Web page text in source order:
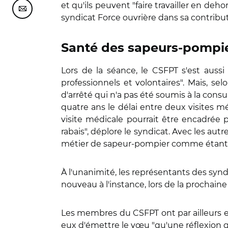
Partager cette page sur Courriel
et qu'ils peuvent "faire travailler en
syndicat Force ouvrière dans sa
Santé des sapeurs-
Lors de la séance, le CSFPT s'est
professionnels et volontaires". Mais,
d'arrêté qui n'a pas été soumis à la
quatre ans le délai entre deux visites
visite médicale pourrait être encadrée
rabais", déplore le syndicat. Avec les
métier de sapeur-pompier comme
À l'unanimité, les représentants des
nouveau à l'instance, lors de la
Les membres du CSFPT ont par
eux d'émettre le vœu "qu'une réflexion